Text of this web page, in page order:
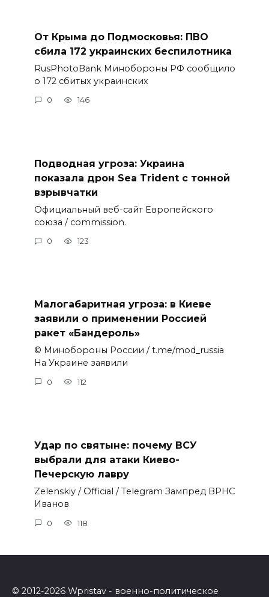
От Крыма до Подмосковья: ПВО
сбила 172 украинских беспилотника
RusPhotoBank Минобороны РФ сообщило
о 172 сбитых украинских
0 146
Подводная угроза: Украина
показала дрон Sea Trident с тонной
взрывчатки
Официальный веб-сайт Европейского
союза / commission.
0 123
Малогабаритная угроза: в Киеве
заявили о применении Россией
ракет «Бандероль»
© Минобороны России / t.me/mod_russia
На Украине заявили
0 112
Удар по святыне: почему ВСУ
выбрали для атаки Киево-
Печерскую лавру
Zеlеnskiу / Оfficiаl / Telegram Зампред ВРНС
Иванов
0 118
© 2012-2026 Wpristav - военно-политическое